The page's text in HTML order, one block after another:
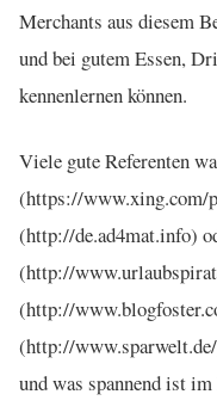
Merchants aus diesem
und bei gutem Essen,
kennenlernen können.
Viele gute Referenten
(https://www.xing.com/
(http://de.ad4mat.info)
(http://
(http://
(http://
und was spannend ist